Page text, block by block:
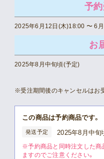
予
2025年6月12日(木)18:00 〜 6
お
2025年8月中旬頃(予定)
※受注期間後のキャンセルはお
この商品は予約商品です。
発送予定 2025年8月中旬
※予約商品と同時注文した商
ますのでご注意ください。